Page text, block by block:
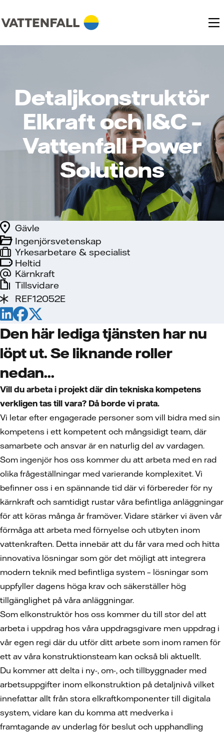
Detaljkonstruktör
Elkraft och I&C –
Vattenfall Power
Solutions
Heltid
Kärnkraft
Ingenjörsvetenskap
Gävle
Yrkesarbetare & specialist
Tillsvidare
REF12052E
Den här lediga tjänsten har nu
löpt ut. Se liknande roller
nedan...
Vill du arbeta i projekt där din tekniska kompetens
verkligen tas till vara? Då borde vi prata.
Vi letar efter engagerade personer som vill bidra med sin
kompetens i ett kompetent och mångsidigt team, där
samarbete och ansvar är en naturlig del av vardagen.
Som ingenjör hos oss kommer du att arbeta med en rad
olika frågeställningar med varierande komplexitet. Vi
befinner oss i en spännande tid där vi förbereder för ny
kärnkraft och samtidigt rustar våra befintliga anläggningar
för att köras många år framöver. Vidare stärker vi även vår
förmåga att arbeta med förnyelse och utbyten inom
vattenkraften. Detta innebär att du får vara med och hitta
innovativa lösningar som gör det möjligt att integrera
modern teknik med befintliga system – lösningar som
uppfyller dagens höga krav och säkerställer hög
tillgänglighet på våra anläggningar.
Som elkonstruktör hos oss kommer du till stor del att
arbeta i uppdrag hos våra uppdragsgivare men uppdrag i
vår egen regi där du utför ditt arbete som inom ramen för
ett av våra konstruktionsteam kan också bli aktuellt.
Du kommer att delta i ny-, om-, och tillbyggnader med
arbetsuppgifter inom elkonstruktion på detaljnivå vilket
innefattar allt från stora elkraftkomponenter till digitala
system, vidare kan du komma att medverka i
framtagande av underlag för beslut och upphandling